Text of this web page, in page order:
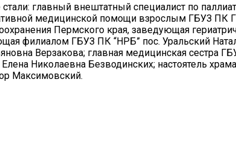
главный внештатный специалист по
медицинской помощи взрослым ГБУЗ ПК
Пермского края, заведующая
филиалом ГБУЗ ПК “НРБ” пос. Уральский
Верзакова; главная медицинская
Елена Николаевна Безводинских; настоятель
Максимовский.